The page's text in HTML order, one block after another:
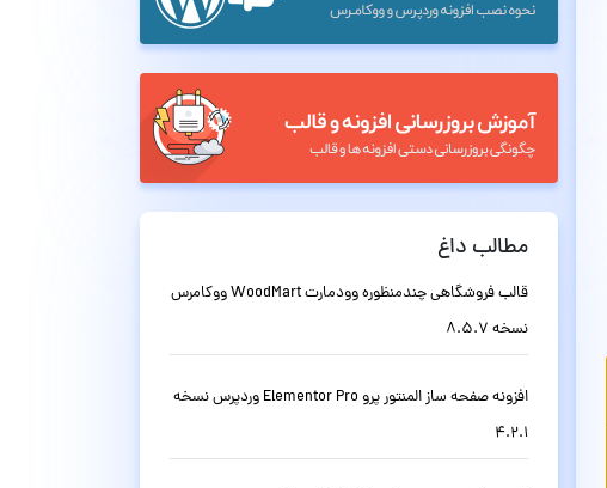
مطالب داغ
قالب فروشگاهی چندمنظوره وودمارت WoodMart ووکامرس
نسخه 8.5.7
افزونه صفحه ساز المنتور پرو Elementor Pro وردپرس نسخه
4.2.1